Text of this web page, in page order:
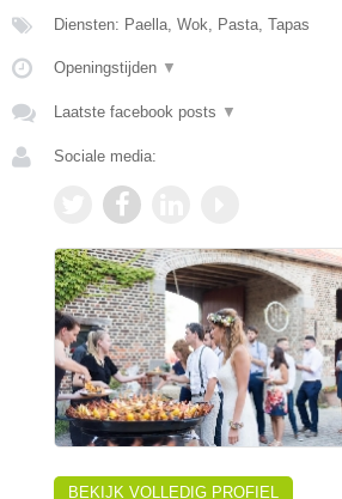
Diensten: Paella, Wok, Pasta, Tapas
Openingstijden ▼
Laatste facebook posts ▼
Sociale media:
BEKIJK VOLLEDIG PROFIEL